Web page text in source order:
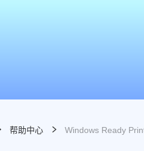
帮助中心 Windows Ready